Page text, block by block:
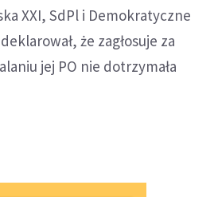
XXI, SdPl i Demokratyczne
że zagłosuje za
jej PO nie dotrzymała